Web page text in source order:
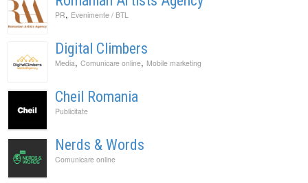
PR, Evenimente / BTL
Digital Climbers
Media, Comunicare online, Mobile marketing
Cheil Romania
Publicitate
Nerds & Words
Comunicare online